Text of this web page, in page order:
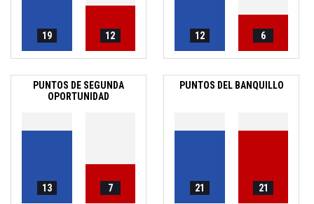
19 12 12 6
PUNTOS DE SEGUNDA
OPORTUNIDAD
13 7
PUNTOS DEL BANQUILLO
21 21